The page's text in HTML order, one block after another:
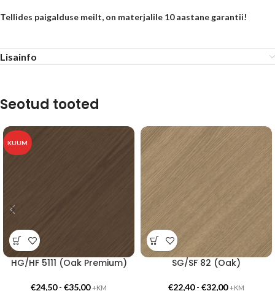
Tellides paigalduse meilt, on materjalile 10 aastane garantii!
Lisainfo
Seotud tooted
KUUM
HG/HF 5111 (Oak Premium)
€24,50- €35,00 +KM
SG/SF 82 (Oak)
€22,40- €32,00 +KM